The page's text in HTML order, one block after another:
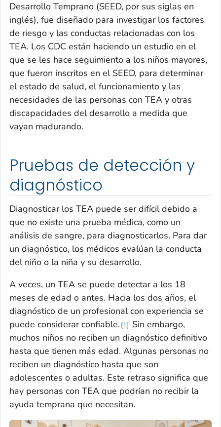
Desarrollo Temprano (SEED, por sus siglas en
inglés), fue diseñado para investigar los factores
de riesgo y las conductas relacionadas con los
TEA. Los CDC están haciendo un estudio en el
que se les hace seguimiento a los niños mayores,
que fueron inscritos en el SEED, para determinar
el estado de salud, el funcionamiento y las
necesidades de las personas con TEA y otras
discapacidades del desarrollo a medida que
vayan madurando.
Pruebas de detección y
diagnóstico
Diagnosticar los TEA puede ser difícil debido a
que no existe una prueba médica, como un
análisis de sangre, para diagnosticarlos. Para dar
un diagnóstico, los médicos evalúan la conducta
del niño o la niña y su desarrollo.
A veces, un TEA se puede detectar a los 18
meses de edad o antes. Hacia los dos años, el
diagnóstico de un profesional con experiencia se
puede considerar confiable. 1
Sin embargo,
muchos niños no reciben un diagnóstico definitivo
hasta que tienen más edad. Algunas personas no
reciben un diagnóstico hasta que son
adolescentes o adultas. Este retraso significa que
hay personas con TEA que podrían no recibir la
ayuda temprana que necesitan.